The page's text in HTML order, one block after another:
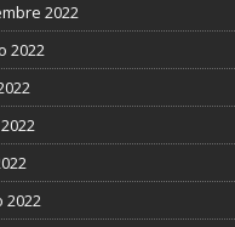
2022
2022
2022